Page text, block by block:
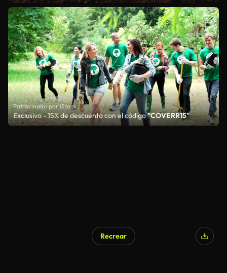
Patrocinado por iStock
Exclusivo - 15% de descuento con el código"COVERR15"
Recrear